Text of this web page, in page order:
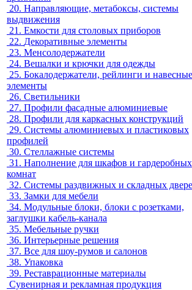
20. Направляющие, метабоксы, системы
выдвижения
21. Емкости для столовых приборов
22. Декоративные элементы
23. Менсолодержатели
24. Вешалки и крючки для одежды
25. Бокалодержатели, рейлинги и навесные
элементы
26. Светильники
27. Профили фасадные алюминиевые
28. Профили для каркасных конструкций
29. Системы алюминиевых и пластиковых
профилей
30. Стеллажные системы
31. Наполнение для шкафов и гардеробных
комнат
32. Системы раздвижных и складных
33. Замки для мебели
34. Модульные блоки, блоки с розетками,
заглушки кабель-канала
35. Мебельные ручки
36. Интерьерные решения
37. Все для шоу-румов и салонов
38. Упаковка
39. Реставрационные материалы
Сувенирная и рекламная продукция